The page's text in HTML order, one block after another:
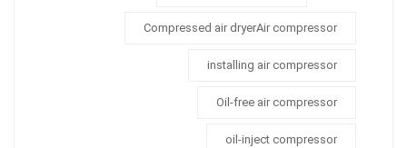
Compressed air dryerAir compressor
installing air compressor
Oil-free air compressor
oil-inject compressor